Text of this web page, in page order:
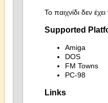
Το παιχνίδι δεν
Supported
Amiga
DOS
FM Towns
PC-98
Links